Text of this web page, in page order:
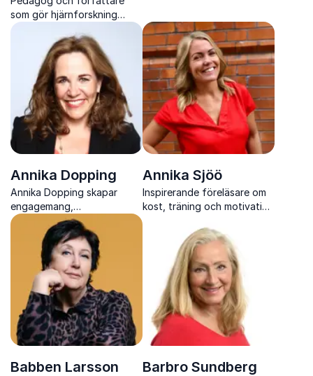
som gör hjärnforskning
konkret, relevant och direkt
användbar
vardagsutmaningar. Hon
visar hur mental styrka och
rätt inställning kan leda till
förändring.
Annika Dopping
Annika Dopping skapar
engagemang,
sammanhållning och
framtidstro
Annika Sjöö
Inspirerande föreläsare om
kost, träning och motivation
Babben Larsson Barbro Sundberg